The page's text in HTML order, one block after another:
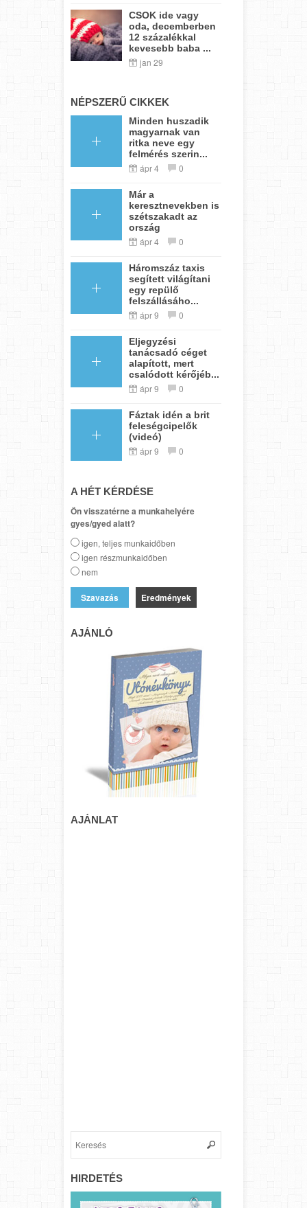
CSOK ide vagy
oda, decemberben
12 százalékkal
kevesebb baba ...
jan 29
NÉPSZERŰ CIKKEK
Minden huszadik
magyarnak van
ritka neve egy
felmérés szerin...
ápr 4 0
Már a
keresztnevekben is
szétszakadt az
ország
ápr 4 0
Háromszáz taxis
segített világítani
egy repülő
felszállásáho...
ápr 9 0
Eljegyzési
tanácsadó céget
alapított, mert
csalódott kérőjéb...
ápr 9 0
Fáztak idén a brit
feleségcipelők
(videó)
ápr 9 0
A HÉT KÉRDÉSE
Ön visszatérne a munkahelyére
gyes/gyed alatt?
igen, teljes munkaidőben
igen részmunkaidőben
nem
Eredmények
AJÁNLÓ
AJÁNLAT
HIRDETÉS